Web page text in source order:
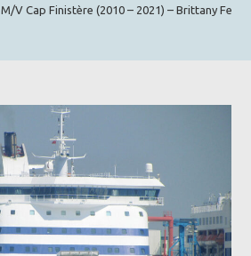
M/V Cap Finistère (2010 – 2021) – Brittany